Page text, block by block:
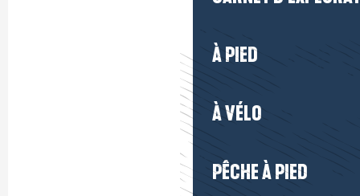
À PIED
À VÉLO
PÊCHE À PIED